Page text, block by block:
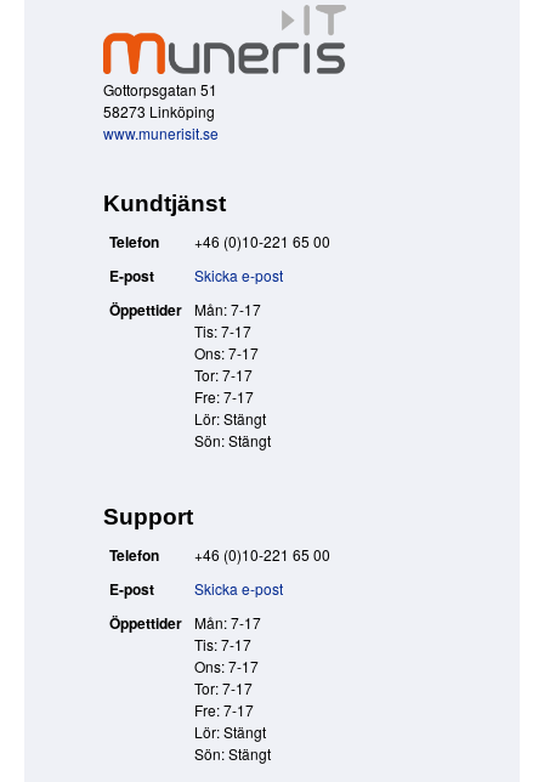
Gottorpsgatan 51
58273 Linköping
www.munerisit.se
Kundtjänst
Telefon +46 (0)10-221 65 00
E-post Skicka e-post
Öppettider
Mån: 7-17
Tis: 7-17
Ons: 7-17
Tor: 7-17
Fre: 7-17
Lör: Stängt
Sön: Stängt
Support
Telefon +46 (0)10-221 65 00
E-post Skicka e-post
Öppettider
Mån: 7-17
Tis: 7-17
Ons: 7-17
Tor: 7-17
Fre: 7-17
Lör: Stängt
Sön: Stängt